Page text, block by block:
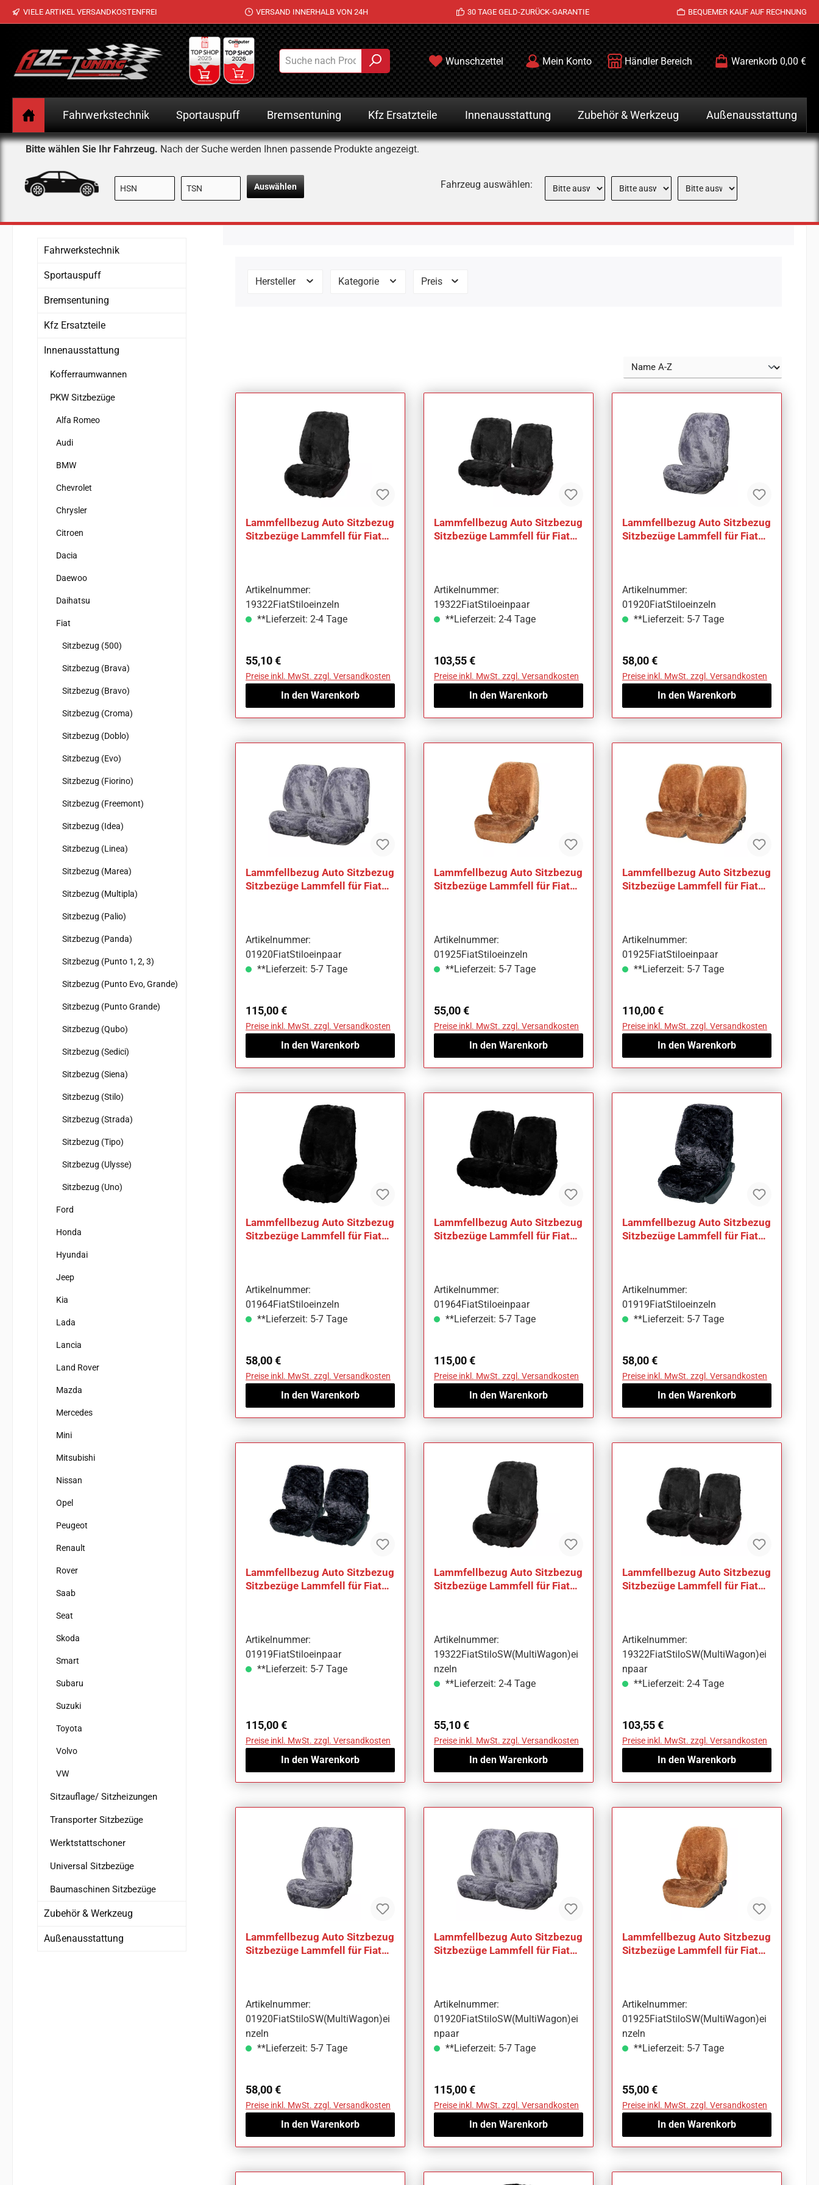
Hauptinhalt springen
Zur Suche springen
Zur Hauptnavigation springen
VIELE ARTIKEL VERSANDKOSTENFREI VERSAND INNERHALB VON 24H 30 TAGE GELD-ZURÜCK-GARANTIE BEQUEMER KAUF AUF RECHNUNG
Wunschzettel Mein Konto Händler Bereich Warenkorb 0,00 €
Fahrwerkstechnik Sportauspuff Bremsentuning Kfz Ersatzteile Innenausstattung Zubehör & Werkzeug Außenausstattung
Bitte wählen Sie Ihr Fahrzeug. Nach der Suche werden Ihnen passende Produkte angezeigt.
Auswählen Fahrzeug auswählen:
Fahrwerkstechnik
Sportauspuff
Bremsentuning
Kfz Ersatzteile
Innenausstattung
Kofferraumwannen
PKW Sitzbezüge
Alfa Romeo
Audi
BMW
Chevrolet
Chrysler
Citroen
Dacia
Daewoo
Daihatsu
Fiat
Sitzbezug (500)
Sitzbezug (Brava)
Sitzbezug (Bravo)
Sitzbezug (Croma)
Sitzbezug (Doblo)
Sitzbezug (Evo)
Sitzbezug (Fiorino)
Sitzbezug (Freemont)
Sitzbezug (Idea)
Sitzbezug (Linea)
Sitzbezug (Marea)
Sitzbezug (Multipla)
Sitzbezug (Palio)
Sitzbezug (Panda)
Sitzbezug (Punto 1, 2, 3)
Sitzbezug (Punto Evo, Grande)
Sitzbezug (Punto Grande)
Sitzbezug (Qubo)
Sitzbezug (Sedici)
Sitzbezug (Siena)
Sitzbezug (Stilo)
Sitzbezug (Strada)
Sitzbezug (Tipo)
Sitzbezug (Ulysse)
Sitzbezug (Uno)
Ford
Honda
Hyundai
Jeep
Kia
Lada
Lancia
Land Rover
Mazda
Mercedes
Mini
Mitsubishi
Nissan
Opel
Peugeot
Renault
Rover
Saab
Seat
Skoda
Smart
Subaru
Suzuki
Toyota
Volvo
VW
Sitzauflage/ Sitzheizungen
Transporter Sitzbezüge
Werktstattschoner
Universal Sitzbezüge
Baumaschinen Sitzbezüge
Zubehör & Werkzeug
Außenausstattung
Hersteller Kategorie Preis
Lammfellbezug Auto Sitzbezug
Sitzbezüge Lammfell für Fiat
Artikelnummer:
19322FiatStiloeinzeln
**Lieferzeit: 2-4 Tage
Regulärer Preis:
55,10 €
Preise inkl. MwSt. zzgl. Versandkosten
In den Warenkorb
Lammfellbezug Auto Sitzbezug
Sitzbezüge Lammfell für Fiat
Artikelnummer:
19322FiatStiloeinpaar
**Lieferzeit: 2-4 Tage
Regulärer Preis:
103,55 €
Preise inkl. MwSt. zzgl. Versandkosten
In den Warenkorb
Lammfellbezug Auto Sitzbezug
Sitzbezüge Lammfell für Fiat
Artikelnummer:
01920FiatStiloeinzeln
**Lieferzeit: 5-7 Tage
Regulärer Preis:
58,00 €
Preise inkl. MwSt. zzgl. Versandkosten
In den Warenkorb
Lammfellbezug Auto Sitzbezug
Sitzbezüge Lammfell für Fiat
Artikelnummer:
01920FiatStiloeinpaar
**Lieferzeit: 5-7 Tage
Regulärer Preis:
115,00 €
Preise inkl. MwSt. zzgl. Versandkosten
In den Warenkorb
Lammfellbezug Auto Sitzbezug
Sitzbezüge Lammfell für Fiat
Artikelnummer:
01925FiatStiloeinzeln
**Lieferzeit: 5-7 Tage
Regulärer Preis:
55,00 €
Preise inkl. MwSt. zzgl. Versandkosten
In den Warenkorb
Lammfellbezug Auto Sitzbezug
Sitzbezüge Lammfell für Fiat
Artikelnummer:
01925FiatStiloeinpaar
**Lieferzeit: 5-7 Tage
Regulärer Preis:
110,00 €
Preise inkl. MwSt. zzgl. Versandkosten
In den Warenkorb
Lammfellbezug Auto Sitzbezug
Sitzbezüge Lammfell für Fiat
Artikelnummer:
01964FiatStiloeinzeln
**Lieferzeit: 5-7 Tage
Regulärer Preis:
58,00 €
Preise inkl. MwSt. zzgl. Versandkosten
In den Warenkorb
Lammfellbezug Auto Sitzbezug
Sitzbezüge Lammfell für Fiat
Artikelnummer:
01964FiatStiloeinpaar
**Lieferzeit: 5-7 Tage
Regulärer Preis:
115,00 €
Preise inkl. MwSt. zzgl. Versandkosten
In den Warenkorb
Lammfellbezug Auto Sitzbezug
Sitzbezüge Lammfell für Fiat
Artikelnummer:
01919FiatStiloeinzeln
**Lieferzeit: 5-7 Tage
Regulärer Preis:
58,00 €
Preise inkl. MwSt. zzgl. Versandkosten
In den Warenkorb
Lammfellbezug Auto Sitzbezug
Sitzbezüge Lammfell für Fiat
Artikelnummer:
01919FiatStiloeinpaar
**Lieferzeit: 5-7 Tage
Regulärer Preis:
115,00 €
Preise inkl. MwSt. zzgl. Versandkosten
In den Warenkorb
Lammfellbezug Auto Sitzbezug
Sitzbezüge Lammfell für Fiat
Artikelnummer:
19322FiatStiloSW(MultiWagon)ei
nzeln
**Lieferzeit: 2-4 Tage
Regulärer Preis:
55,10 €
Preise inkl. MwSt. zzgl. Versandkosten
In den Warenkorb
Lammfellbezug Auto Sitzbezug
Sitzbezüge Lammfell für Fiat
Artikelnummer:
19322FiatStiloSW(MultiWagon)ei
npaar
**Lieferzeit: 2-4 Tage
Regulärer Preis:
103,55 €
Preise inkl. MwSt. zzgl. Versandkosten
In den Warenkorb
Lammfellbezug Auto Sitzbezug
Sitzbezüge Lammfell für Fiat
Artikelnummer:
01920FiatStiloSW(MultiWagon)ei
nzeln
**Lieferzeit: 5-7 Tage
Regulärer Preis:
58,00 €
Preise inkl. MwSt. zzgl. Versandkosten
In den Warenkorb
Lammfellbezug Auto Sitzbezug
Sitzbezüge Lammfell für Fiat
Artikelnummer:
01920FiatStiloSW(MultiWagon)ei
npaar
**Lieferzeit: 5-7 Tage
Regulärer Preis:
115,00 €
Preise inkl. MwSt. zzgl. Versandkosten
In den Warenkorb
Lammfellbezug Auto Sitzbezug
Sitzbezüge Lammfell für Fiat
Artikelnummer:
01925FiatStiloSW(MultiWagon)ei
nzeln
**Lieferzeit: 5-7 Tage
Regulärer Preis:
55,00 €
Preise inkl. MwSt. zzgl. Versandkosten
In den Warenkorb